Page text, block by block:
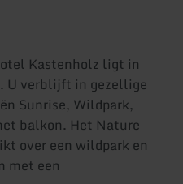
Kastenholz ligt in
U verblijft in gezellige
Sunrise, Wildpark,
balkon. Het Nature
over een wildpark en
met een